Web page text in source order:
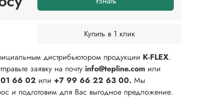
Купить в 1 клик
дистрибьютором продукции K-FLEX.
заявку на почту info@tepline.com или
66 02 или +7 99 66 22 63 00. Мы
и подготовим для Вас выгодное предложение.